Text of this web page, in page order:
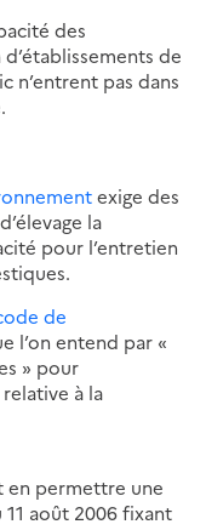
des
de
n’entrent pas dans
exige des
la
pour l’entretien
de
l’on entend par «
» pour
à la
en permettre une
août 2006 fixant